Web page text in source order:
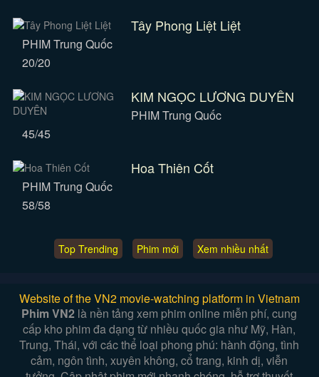
Tây Phong Liệt Liệt
PHIM Trung Quốc
20/20
KIM NGỌC LƯƠNG DUYÊN
PHIM Trung Quốc
45/45
Hoa Thiên Cốt
PHIM Trung Quốc
58/58
Top Trending Phim mới Xem nhiều nhất
Website of the VN2 movie-watching platform in Vietnam
Phim VN2 là nền tảng xem phim online miễn phí, cung
cấp kho phim đa dạng từ nhiều quốc gia như Mỹ, Hàn,
Trung, Thái, với các thể loại phong phú: hành động, tình
cảm, ngôn tình, xuyên không, cổ trang, kinh dị, viễn